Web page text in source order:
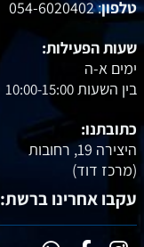
טלפון: 054-6020402
שעות הפעילות:
ימים א-ה
בין השעות10:00-15:00
כתובתנו:
היצירה 19, רחובות
(מרכז דוד)
עקבו אחרינו ברשת: